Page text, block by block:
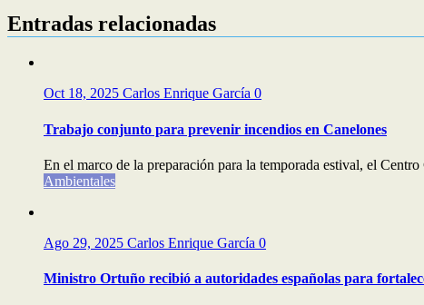
Entradas relacionadas
Oct 18, 2025 Carlos Enrique García 0
Trabajo conjunto para prevenir incendios en Canelones
En el marco de la preparación para la temporada estival, el
Ambientales
Ago 29, 2025 Carlos Enrique García 0
Ministro Ortuño recibió a autoridades españolas para